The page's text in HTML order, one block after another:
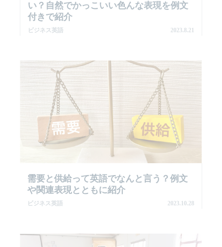
い？自然でかっこいい色んな表現を例文
付きで紹介
ビジネス英語 2023.8.21
需要と供給って英語でなんと言う？例文
や関連表現とともに紹介
ビジネス英語 2023.10.28